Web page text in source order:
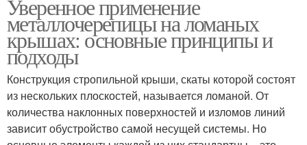
Уверенное применение
металлочерепицы на ломаных
крышах: основные принципы и
подходы
Конструкция стропильной крыши, скаты которой состоят
из нескольких плоскостей, называется ломаной. От
количества наклонных поверхностей и изломов линий
зависит обустройство самой несущей системы. Но